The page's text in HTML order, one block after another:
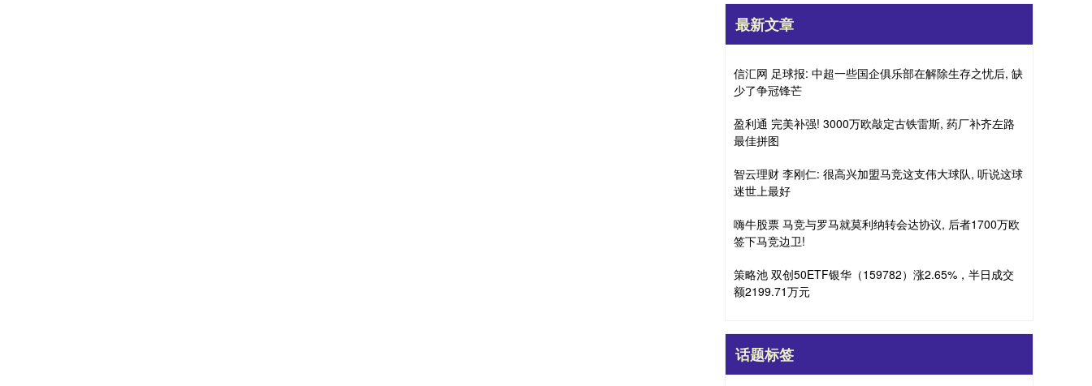
最新文章
信汇网 足球报: 中超一些国企俱乐部在解除生存之忧后, 缺
少了争冠锋芒
盈利通 完美补强! 3000万欧敲定古铁雷斯, 药厂补齐左路
最佳拼图
智云理财 李刚仁: 很高兴加盟马竞这支伟大球队, 听说这球
迷世上最好
嗨牛股票 马竞与罗马就莫利纳转会达协议, 后者1700万欧
签下马竞边卫!
策略池 双创50ETF银华（159782）涨2.65%，半日成交
额2199.71万元
话题标签